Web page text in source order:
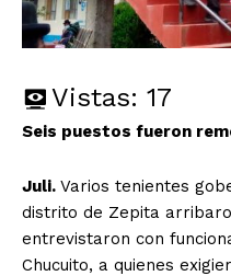
Vistas: 17
Seis puestos fueron
Juli. Varios tenientes
distrito de Zepita
entrevistaron con
Chucuito, a quienes